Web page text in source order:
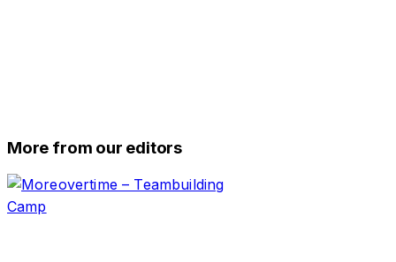
More from our editors